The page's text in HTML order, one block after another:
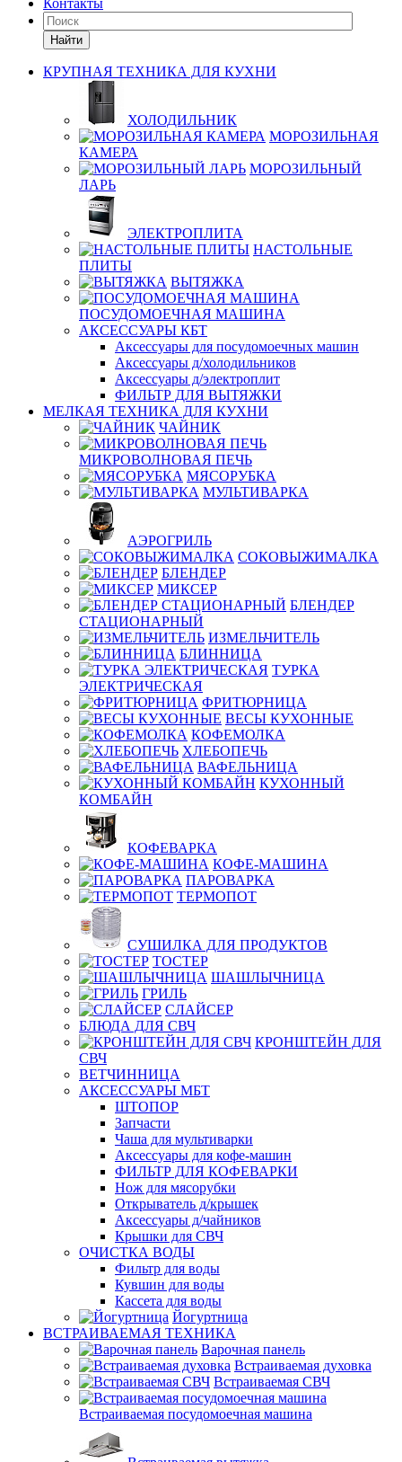
Контакты
Найти
КРУПНАЯ ТЕХНИКА ДЛЯ КУХНИ
ХОЛОДИЛЬНИК
МОРОЗИЛЬНАЯ
КАМЕРА
МОРОЗИЛЬНЫЙ
ЛАРЬ
ЭЛЕКТРОПЛИТА
НАСТОЛЬНЫЕ
ПЛИТЫ
ВЫТЯЖКА
ПОСУДОМОЕЧНАЯ МАШИНА
АКСЕССУАРЫ КБТ
Аксессуары для посудомоечных машин
Аксессуары д/холодильников
Аксессуары д/электроплит
ФИЛЬТР ДЛЯ ВЫТЯЖКИ
МЕЛКАЯ ТЕХНИКА ДЛЯ КУХНИ
ЧАЙНИК
МИКРОВОЛНОВАЯ ПЕЧЬ
МЯСОРУБКА
МУЛЬТИВАРКА
АЭРОГРИЛЬ
СОКОВЫЖИМАЛКА
БЛЕНДЕР
МИКСЕР
БЛЕНДЕР
СТАЦИОНАРНЫЙ
ИЗМЕЛЬЧИТЕЛЬ
БЛИННИЦА
ТУРКА
ЭЛЕКТРИЧЕСКАЯ
ФРИТЮРНИЦА
ВЕСЫ КУХОННЫЕ
КОФЕМОЛКА
ХЛЕБОПЕЧЬ
ВАФЕЛЬНИЦА
КУХОННЫЙ
КОМБАЙН
КОФЕВАРКА
КОФЕ-МАШИНА
ПАРОВАРКА
ТЕРМОПОТ
СУШИЛКА ДЛЯ ПРОДУКТОВ
ТОСТЕР
ШАШЛЫЧНИЦА
ГРИЛЬ
СЛАЙСЕР
БЛЮДА ДЛЯ СВЧ
КРОНШТЕЙН ДЛЯ
СВЧ
ВЕТЧИННИЦА
АКСЕССУАРЫ МБТ
ШТОПОР
Запчасти
Чаша для мультиварки
Аксессуары для кофе-машин
ФИЛЬТР ДЛЯ КОФЕВАРКИ
Нож для мясорубки
Открыватель д/крышек
Аксессуары д/чайников
Крышки для СВЧ
ОЧИСТКА ВОДЫ
Фильтр для воды
Кувшин для воды
Кассета для воды
Йогуртница
ВСТРАИВАЕМАЯ ТЕХНИКА
Варочная панель
Встраиваемая духовка
Встраиваемая СВЧ
Встраиваемая посудомоечная машина